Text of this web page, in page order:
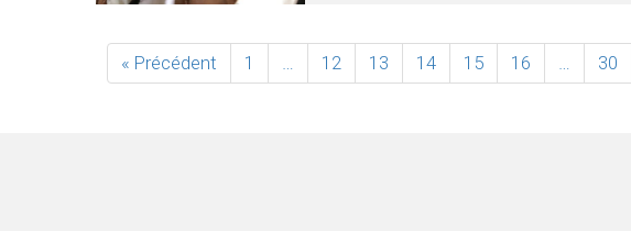
« Précédent 1 … 12 13 14 15 16 … 30